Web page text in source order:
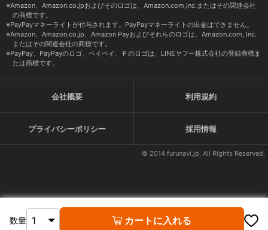
数量 カートに入れる
Amazon、Amazon.co.jpおよびそのロゴは、Amazon.com,Inc.またはその関連会社
の商標です。
PayPayマネーライトが付与されます。PayPayマネーライトの出金はできません。
Amazon、Amazon.co.jp、Amazon Payおよびそれらのロゴは、Amazon.com, Inc.
またはその関連会社の商標です。
PayPay、PayPayのロゴ、ペイペイ、Ｐのロゴは、LINEヤフー株式会社の登録商標ま
たは商標です。
会社概要 利用規約
プライバシーポリシー 採用情報
© 2014 furunavi.jp, All Rights Reserved.